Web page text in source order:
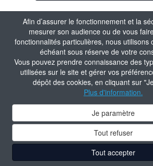
Afin d’assurer le fonctionnement et la
mesurer son audience ou de vous
fonctionnalités particulières, nous utilisons
échéant sous réserve de votre
Vous pouvez prendre connaissance des
utilisées sur le site et gérer vos
dépôt des cookies, en cliquant sur
Plus d'information.
Je paramètre
Tout refuser
Tout accepter